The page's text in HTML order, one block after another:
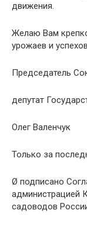
движения.
Желаю Вам
урожаев и
Председатель
депутат
Олег Валенчук
Только за
Ø подписано
администрацией
садоводов